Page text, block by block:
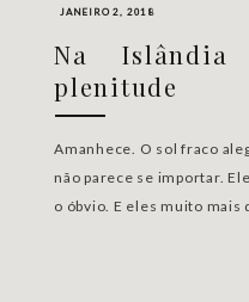
JANEIRO 2, 2018
Na Islândia
plenitude
Amanhece. O sol fraco
não parece se importar.
o óbvio. E eles muito mais